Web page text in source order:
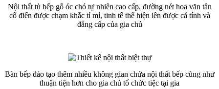
Nội thất tủ bếp gỗ óc chó tự nhiên cao cấp, đường nét hoa văn tân
cổ điển được chạm khắc tỉ mỉ, tinh tế thể hiện lên được cá tính và
đẳng cấp của gia chủ
Bàn bếp đảo tạo thêm nhiều không gian chứa nội thất bếp cũng như
thuận tiện hơn cho gia chủ tổ chức tiệc tại gia